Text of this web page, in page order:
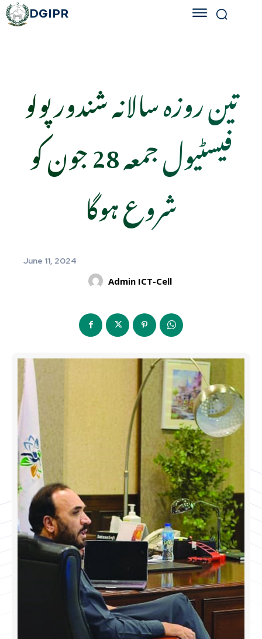
DGIPR
تین روزہ سالانہ شندور پولو
فیسٹیول جمعہ 28 جون کو
شروع ہوگا
June 11, 2024
Admin ICT-Cell